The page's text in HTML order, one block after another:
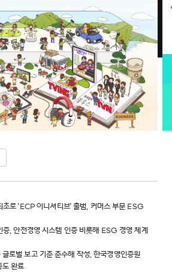
로 'ECP 이니셔티브' 출범, 커머스 부문 ESG
, 안전경영 시스템 인증 비롯해 ESG 경영 체계
벌 보고 기준 준수해 작성, 한국경영인증원
완료